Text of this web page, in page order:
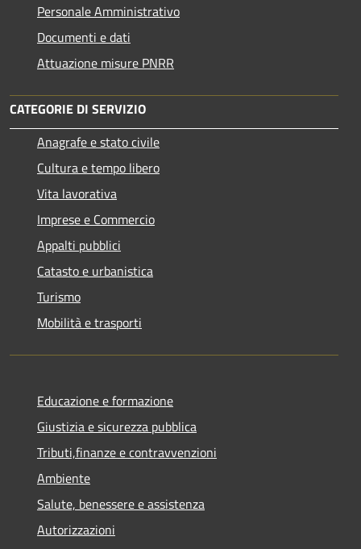
Personale Amministrativo
Documenti e dati
Attuazione misure PNRR
CATEGORIE DI SERVIZIO
Anagrafe e stato civile
Cultura e tempo libero
Vita lavorativa
Imprese e Commercio
Appalti pubblici
Catasto e urbanistica
Turismo
Mobilità e trasporti
Educazione e formazione
Giustizia e sicurezza pubblica
Tributi,finanze e contravvenzioni
Ambiente
Salute, benessere e assistenza
Autorizzazioni